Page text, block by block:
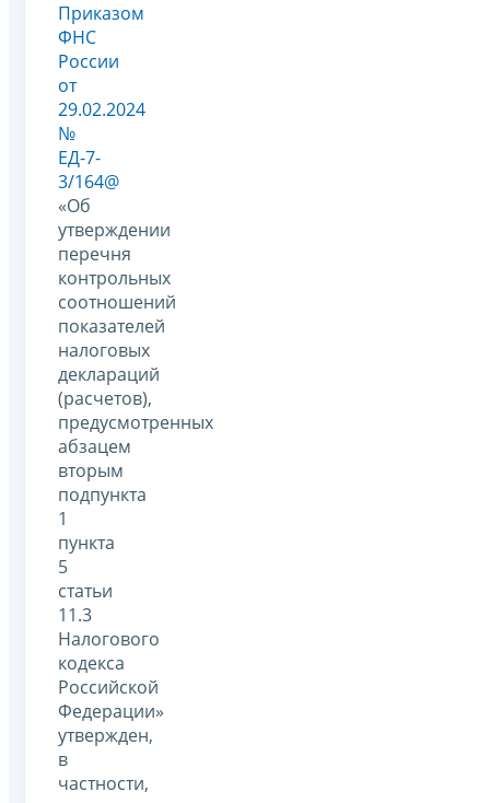
Приказом
ФНС
России
от
29.02.2024
№
ЕД-7-
3/164@
«Об
утверждении
перечня
контрольных
соотношений
показателей
налоговых
деклараций
(расчетов),
предусмотренных
абзацем
вторым
подпункта
1
пункта
5
статьи
11.3
Налогового
кодекса
Российской
Федерации»
утвержден,
в
частности,